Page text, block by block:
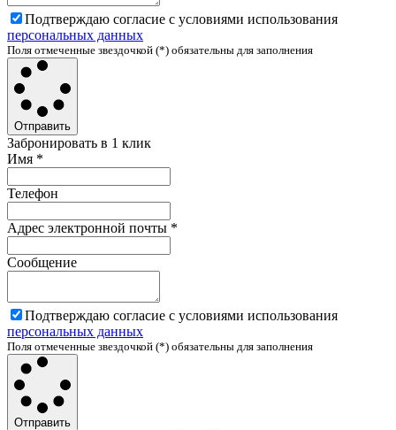
Подтверждаю согласие с условиями использования
персональных данных
Поля отмеченные звездочкой (*) обязательны для заполнения
Отправить
Забронировать в 1 клик
Имя *
Телефон
Адрес электронной почты *
Сообщение
Подтверждаю согласие с условиями использования
персональных данных
Поля отмеченные звездочкой (*) обязательны для заполнения
Отправить